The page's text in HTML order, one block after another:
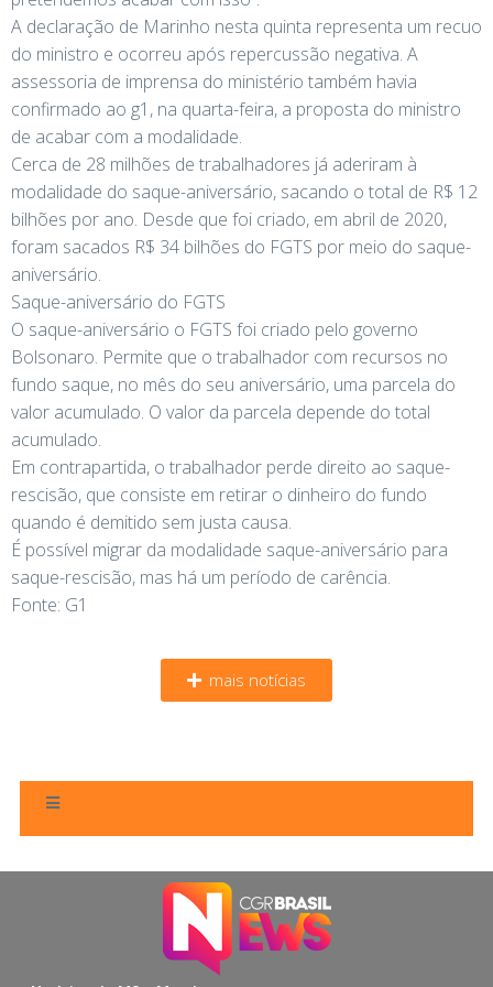
A declaração de Marinho nesta quinta representa um recuo
do ministro e ocorreu após repercussão negativa. A
assessoria de imprensa do ministério também havia
confirmado ao g1, na quarta-feira, a proposta do ministro
de acabar com a modalidade.
Cerca de 28 milhões de trabalhadores já aderiram à
modalidade do saque-aniversário, sacando o total de R$ 12
bilhões por ano. Desde que foi criado, em abril de 2020,
foram sacados R$ 34 bilhões do FGTS por meio do saque-
aniversário.
Saque-aniversário do FGTS
O saque-aniversário o FGTS foi criado pelo governo
Bolsonaro. Permite que o trabalhador com recursos no
fundo saque, no mês do seu aniversário, uma parcela do
valor acumulado. O valor da parcela depende do total
acumulado.
Em contrapartida, o trabalhador perde direito ao saque-
rescisão, que consiste em retirar o dinheiro do fundo
quando é demitido sem justa causa.
É possível migrar da modalidade saque-aniversário para
saque-rescisão, mas há um período de carência.
Fonte: G1
mais notícias